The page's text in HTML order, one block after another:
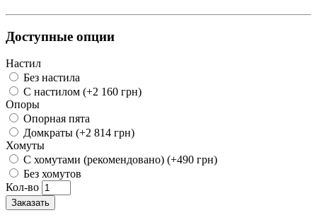
Доступные опции
Настил
Без настила
С настилом (+2 160 грн)
Опоры
Опорная пята
Домкраты (+2 814 грн)
Хомуты
С хомутами (рекомендовано) (+490 грн)
Без хомутов
Кол-во
Заказать